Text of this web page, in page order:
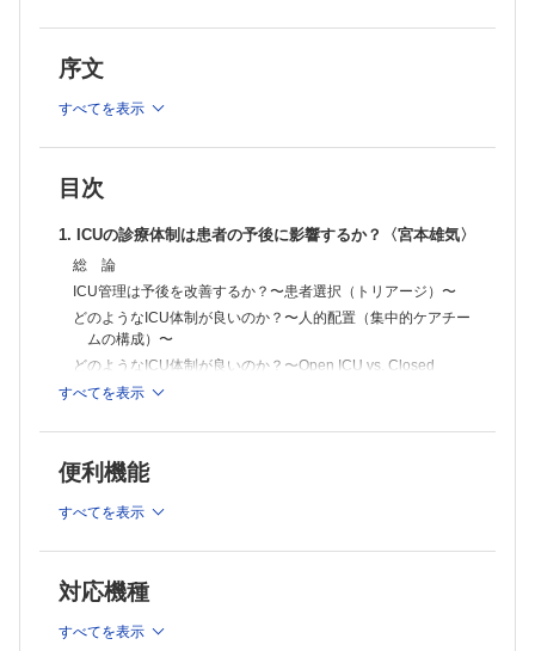
6. ICUにおいて，抗菌薬はどのように使用すべきか？〈橋本英樹〉
Empiric therapyをどのように行うか？
ICUにおける抗菌薬適正使用支援（AS）
総 論
ICU管理を要する主な新興・輸入感染症
重症マラリアはどのように管理すべきか
将来，増加する可能性のあるICU管理の必要な輸入感染症
集中治療医が最低限押さえておくべき知識
総論 ：集中治療室における循環管理の総論
循環不全患者の管理
循環作動薬の使い方
循環管理のトピックス
総 論
どの抗潰瘍薬を使用すべきか？
ストレス潰瘍予防による予後への影響
総 論
栄養療法における重症患者の特徴
栄養療法の実践的アプローチ
序文
すべてを表示
目次
1. ICUの診療体制は患者の予後に影響するか？〈宮本雄気〉
総 論
ICU管理は予後を改善するか？〜患者選択（トリアージ）〜
どのようなICU体制が良いのか？〜人的配置（集中的ケアチー
ムの構成）〜
どのようなICU体制が良いのか？〜Open ICU vs. Closed
ICU〜
か？〈鈴木浩大〉
診 断
3. ICUにおいて，気道管理はどのように行うべきか？〈勝又
総 論
各 論
すべてを表示
便利機能
すべてを表示
対応機種
すべてを表示